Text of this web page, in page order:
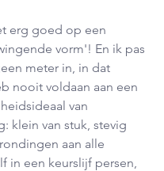
erg goed op een
vorm'! En ik pas
meter in, in dat
nooit voldaan aan een
van
klein van stuk, stevig
aan alle
in een keurslijf persen,